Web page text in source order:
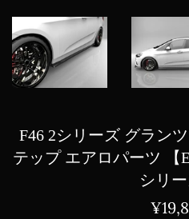
F46 2シリーズ グラン
テップ エアロパーツ 【
シリー
通